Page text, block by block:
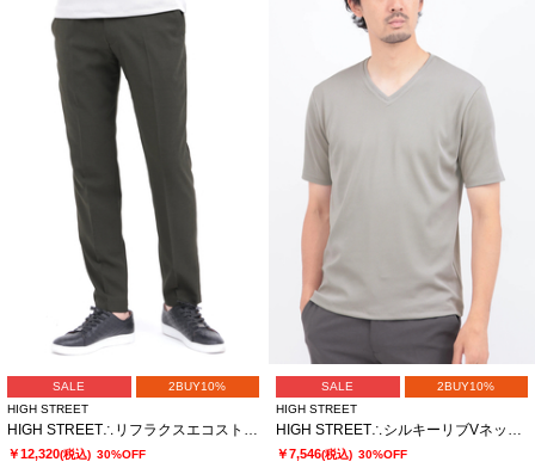
SALE
2BUY10%
HIGH STREET
HIGH STREET∴リフラクスエコストレッチイージーパンツ
￥12,320(税込) 30%OFF
SALE
2BUY10%
HIGH STREET
HIGH STREET∴シルキーリブVネック半袖カットソー
￥7,546(税込) 30%OFF